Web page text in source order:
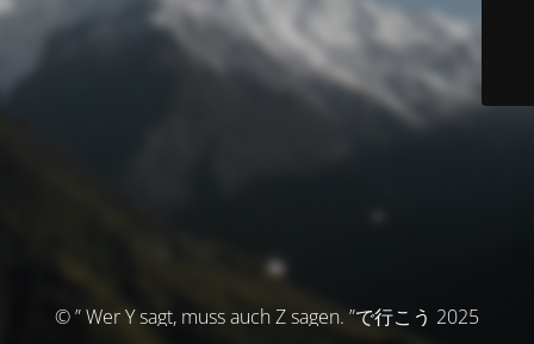
© ” Wer Y sagt, muss auch Z sagen. ”で行こう 2025